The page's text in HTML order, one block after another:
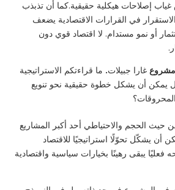
غياب إصلاحات هيكلية حقيقية.كما أن تذبذب
في القرارات الاقتصادية يضعف
أو نمو مستدام. لا اقتصاد قوي دون
مشروع غارا جبيلات. ما قراءتكم الاستراتيجية
يمكن أن يشكل خطوة حقيقية نحو تنويع
حيث الحجم والاحتياطي أحد أكبر المشاريع
أن يشكّل تحوّلًا استراتيجيًا للاقتصاد
فعليًا يبقى رهينًا بخيارات سياسية واقتصادية